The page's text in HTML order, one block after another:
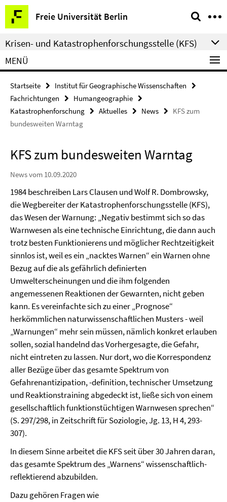
Springe
direkt
zu
Inhalt
Freie Universität Berlin
Service-
Navigation
Krisen- und Katastrophenforschungsstelle (KFS)
MENÜ
Startseite
Institut für Geographische Wissenschaften
Fachrichtungen
Humangeographie
Katastrophenforschung
Aktuelles News
KFS zum
bundesweiten Warntag
KFS zum bundesweiten Warntag
News vom 10.09.2020
1984 beschreiben Lars Clausen und Wolf R. Dombrowsky,
die Wegbereiter der Katastrophenforschungsstelle (KFS),
das Wesen der Warnung: „Negativ bestimmt sich so das
Warnwesen als eine technische Einrichtung, die dann auch
trotz besten Funktionierens und möglicher Rechtzeitigkeit
sinnlos ist, weil es ein „nacktes Warnen“ ein Warnen ohne
Bezug auf die als gefährlich definierten
Umwelterscheinungen und die ihm folgenden
angemessenen Reaktionen der Gewarnten, nicht geben
kann. Es vereinfachte sich zu einer „Prognose“
herkömmlichen naturwis­senschaftlichen Musters - weil
„Warnungen“ mehr sein müssen, nämlich konkret erlauben
sollen, so­zial handelnd das Vorhergesagte, die Gefahr,
nicht eintreten zu lassen. Nur dort, wo die Korrespon­denz
aller Bezüge über das gesamte Spektrum von
Gefahrenantizipation, -definition, technischer Umsetzung
und Reaktionstraining abgedeckt ist, ließe sich von einem
gesellschaftlich funktionstüch­tigen Warnwesen sprechen“
(S. 297/298, in Zeitschrift für Soziologie, Jg. 13, H 4, 293-
307).
In diesem Sinne arbeitet die KFS seit über 30 Jahren daran,
das gesamte Spektrum des „Warnens“ wissenschaftlich-
reflektierend abzubilden.
Dazu gehören Fragen wie